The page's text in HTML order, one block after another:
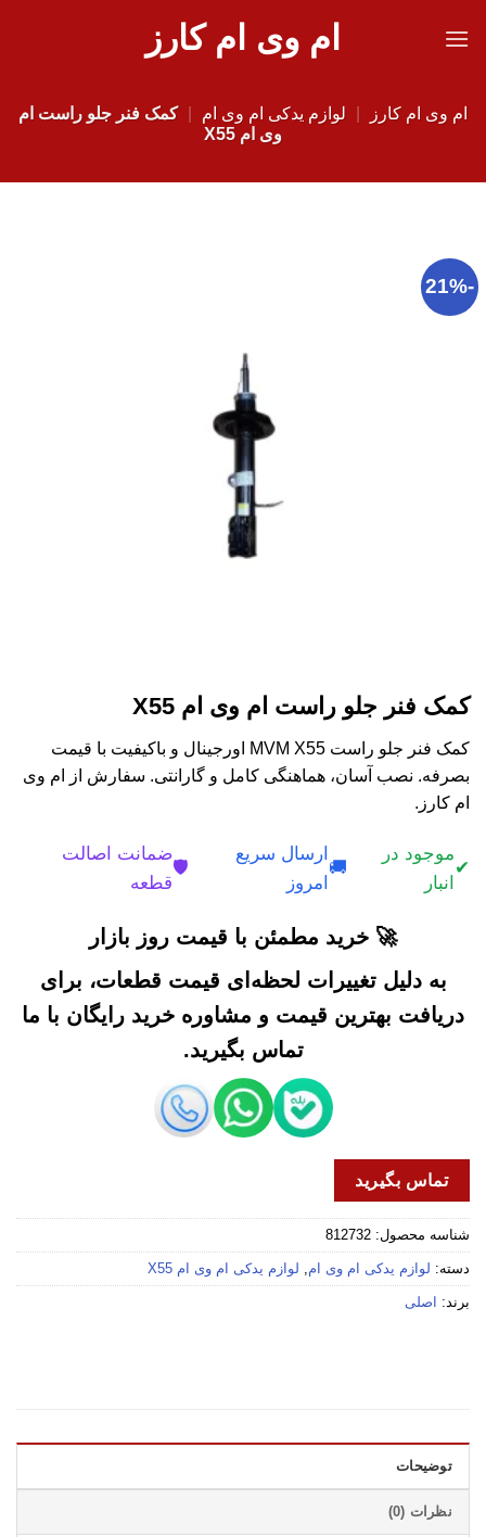
ام وی ام کارز
ام وی ام کارز لوازم یدکی ام وی ام
کمک فنر جلو راست ام
وی ام X55
-21%
کمک فنر جلو راست ام وی ام X55
کمک فنر جلو راست MVM X55 اورجینال و باکیفیت با قیمت
بصرفه. نصب آسان، هماهنگی کامل و گارانتی. سفارش از ام وی
ام کارز.
✔
موجود در
انبار
🚚
ارسال سریع
امروز
🛡️
ضمانت اصالت
قطعه
🚀 خرید مطمئن با قیمت روز بازار
به دلیل تغییرات لحظه‌ای قیمت قطعات، برای
دریافت بهترین قیمت و مشاوره خرید رایگان با ما
تماس بگیرید.
تماس بگیرید
شناسه محصول: 812732
دسته: لوازم یدکی ام وی ام, لوازم یدکی ام وی ام X55
برند: اصلی
توضیحات
نظرات (0)